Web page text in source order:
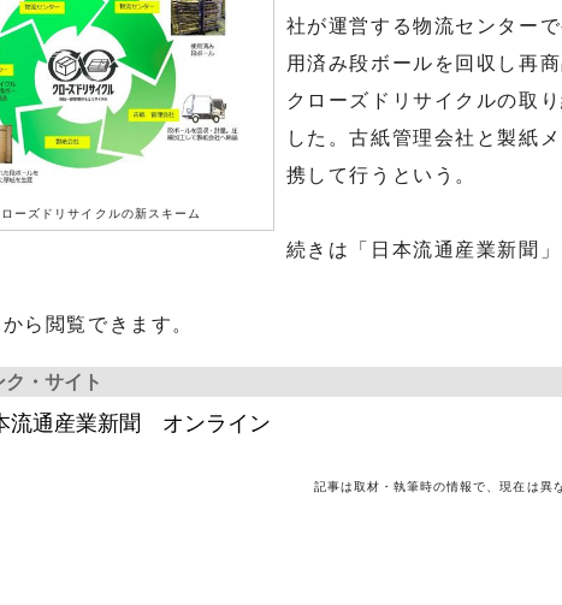
ローズドリサイクルの新スキーム
社が運営する物流センター
用済み段ボールを回収し再商
クローズドリサイクルの取
した。古紙管理会社と製紙
携して行うという。
続きは「日本流通産業新聞
ら閲覧できます。
ク・サイト
流通産業新聞 オンライン
記事は取材・執筆時の情報で、現在は異